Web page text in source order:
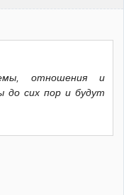
отношения и
до сих пор и будут